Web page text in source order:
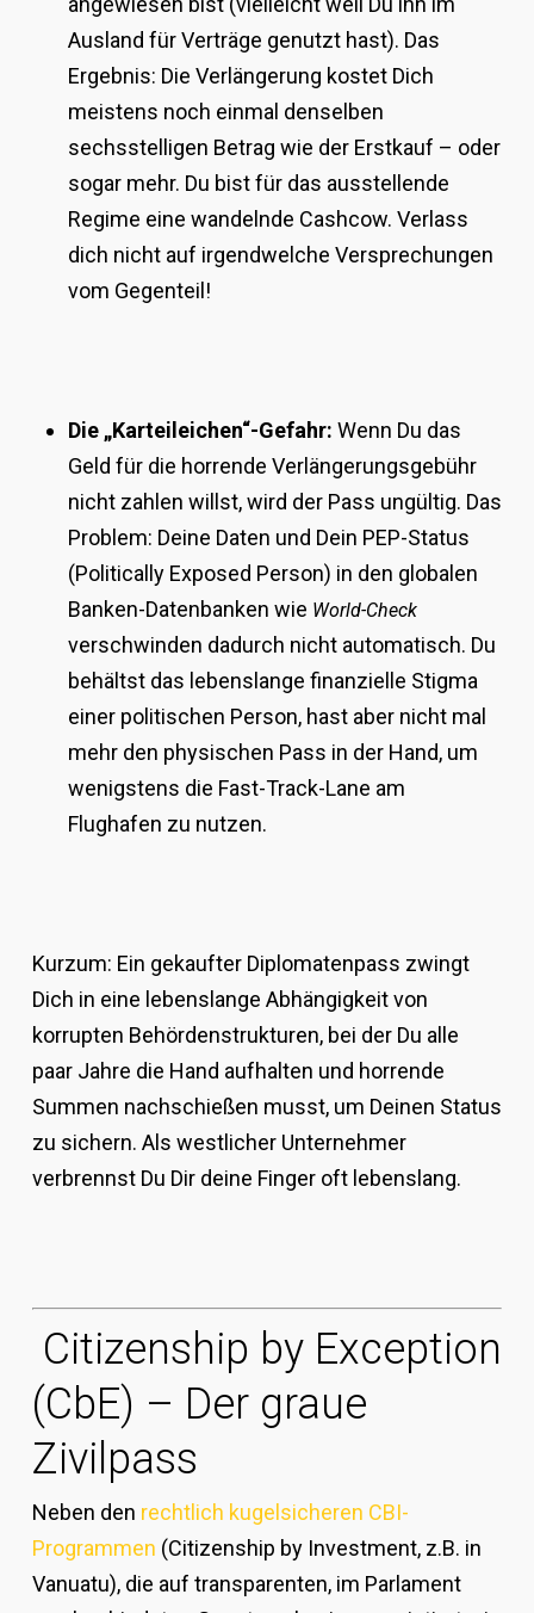
Ausland für Verträge genutzt hast). Das
Ergebnis: Die Verlängerung kostet Dich
meistens noch einmal denselben
sechsstelligen Betrag wie der Erstkauf – oder
sogar mehr. Du bist für das ausstellende
Regime eine wandelnde Cashcow. Verlass
dich nicht auf irgendwelche Versprechungen
vom Gegenteil!
Die „Karteileichen“-Gefahr: Wenn Du das
Geld für die horrende Verlängerungsgebühr
nicht zahlen willst, wird der Pass ungültig. Das
Problem: Deine Daten und Dein PEP-Status
(Politically Exposed Person) in den globalen
Banken-Datenbanken wie World-Check
verschwinden dadurch nicht automatisch. Du
behältst das lebenslange finanzielle Stigma
einer politischen Person, hast aber nicht mal
mehr den physischen Pass in der Hand, um
wenigstens die Fast-Track-Lane am
Flughafen zu nutzen.
Kurzum: Ein gekaufter Diplomatenpass zwingt
Dich in eine lebenslange Abhängigkeit von
korrupten Behördenstrukturen, bei der Du alle
paar Jahre die Hand aufhalten und horrende
Summen nachschießen musst, um Deinen Status
zu sichern. Als westlicher Unternehmer
verbrennst Du Dir deine Finger oft lebenslang.
Citizenship by Exception
(CbE) – Der graue
Zivilpass
Neben den rechtlich kugelsicheren CBI-
Programmen (Citizenship by Investment, z.B. in
Vanuatu), die auf transparenten, im Parlament